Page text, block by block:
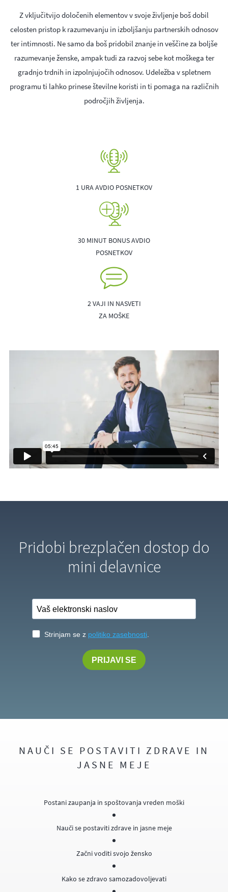
Z vključitvijo določenih elementov v svoje življenje boš dobil
celosten pristop k razumevanju in izboljšanju partnerskih odnosov
ter intimnosti. Ne samo da boš pridobil znanje in veščine za boljše
razumevanje ženske, ampak tudi za razvoj sebe kot moškega ter
gradnjo trdnih in izpolnjujočih odnosov. Udeležba v spletnem
programu ti lahko prinese številne koristi in ti pomaga na različnih
področjih življenja.
1 URA AVDIO POSNETKOV
30 MINUT BONUS AVDIO
POSNETKOV
2 VAJI IN NASVETI
ZA MOŠKE
Pridobi brezplačen dostop do
mini delavnice
NAUČI SE POSTAVITI ZDRAVE IN
JASNE MEJE
Postani zaupanja in spoštovanja vreden moški
Nauči se postaviti zdrave in jasne meje
Začni voditi svojo žensko
Kako se zdravo samozadovoljevati